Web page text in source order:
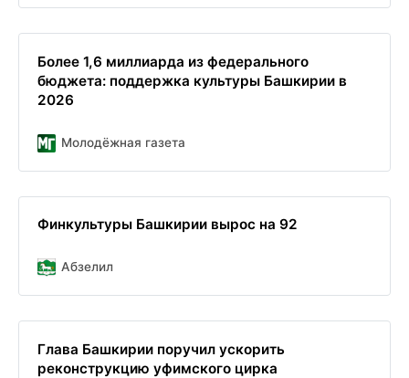
Более 1,6 миллиарда из федерального
бюджета: поддержка культуры Башкирии в
2026
Молодёжная газета
Финкультуры Башкирии вырос на 92
Абзелил
Глава Башкирии поручил ускорить
реконструкцию уфимского цирка